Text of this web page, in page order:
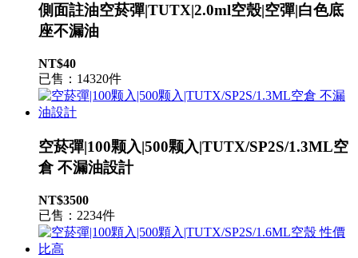
側面註油空菸彈|TUTX|2.0ml空殼|空彈|白色底
座不漏油
NT$40
已售：14320件
空菸彈|100颗入|500颗入|TUTX/SP2S/1.3ML空
倉 不漏油設計
NT$3500
已售：2234件